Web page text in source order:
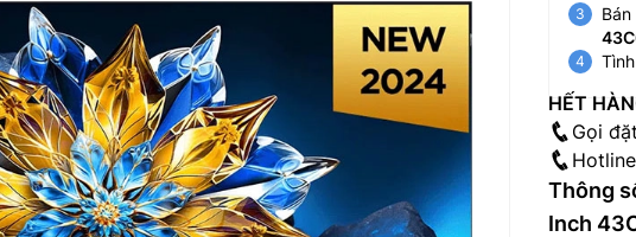
HẾT
Gọi
Thông
Inch